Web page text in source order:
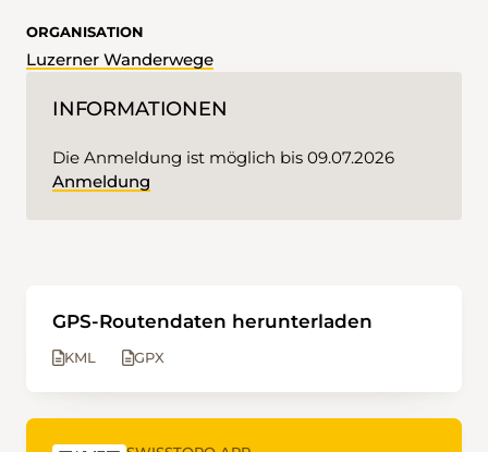
ORGANISATION
Luzerner Wanderwege
INFORMATIONEN
Die Anmeldung ist möglich bis 09.07.2026
Anmeldung
GPS-Routendaten herunterladen
KML GPX